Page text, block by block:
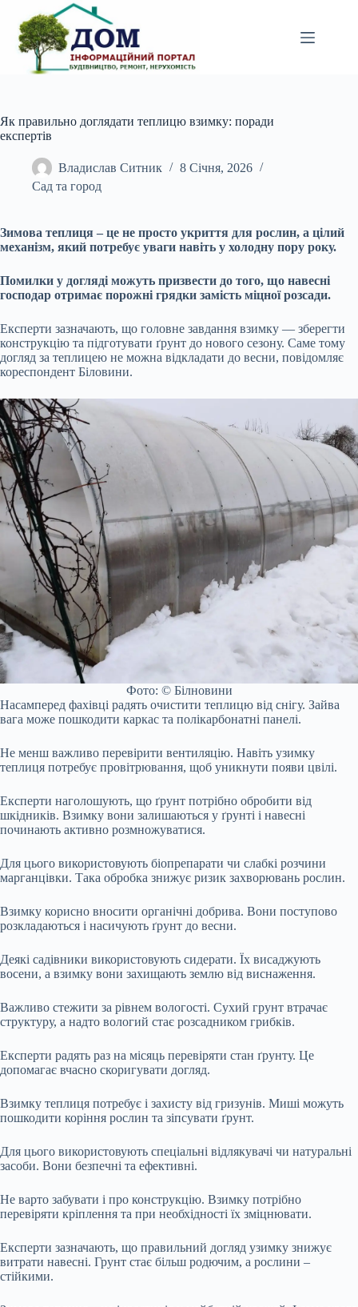
вмісту
Як правильно доглядати теплицю взимку: поради
експертів
Владислав Ситник
8 Січня, 2026
Сад та город
Зимова теплиця – це не просто укриття для рослин, а цілий
механізм, який потребує уваги навіть у холодну пору року.
Помилки у догляді можуть призвести до того, що навесні
господар отримає порожні грядки замість міцної розсади.
Експерти зазначають, що головне завдання взимку — зберегти
конструкцію та підготувати ґрунт до нового сезону. Саме тому
догляд за теплицею не можна відкладати до весни, повідомляє
кореспондент Біловини.
Фото: © Білновини
Насамперед фахівці радять очистити теплицю від снігу. Зайва
вага може пошкодити каркас та полікарбонатні панелі.
Не менш важливо перевірити вентиляцію. Навіть узимку
теплиця потребує провітрювання, щоб уникнути появи цвілі.
Експерти наголошують, що ґрунт потрібно обробити від
шкідників. Взимку вони залишаються у ґрунті і навесні
починають активно розмножуватися.
Для цього використовують біопрепарати чи слабкі розчини
марганцівки. Така обробка знижує ризик захворювань рослин.
Взимку корисно вносити органічні добрива. Вони поступово
розкладаються і насичують ґрунт до весни.
Деякі садівники використовують сидерати. Їх висаджують
восени, а взимку вони захищають землю від виснаження.
Важливо стежити за рівнем вологості. Сухий грунт втрачає
структуру, а надто вологий стає розсадником грибків.
Експерти радять раз на місяць перевіряти стан ґрунту. Це
допомагає вчасно скоригувати догляд.
Взимку теплиця потребує і захисту від гризунів. Миші можуть
пошкодити коріння рослин та зіпсувати ґрунт.
Для цього використовують спеціальні відлякувачі чи натуральні
засоби. Вони безпечні та ефективні.
Не варто забувати і про конструкцію. Взимку потрібно
перевіряти кріплення та при необхідності їх зміцнювати.
Експерти зазначають, що правильний догляд узимку знижує
витрати навесні. Грунт стає більш родючим, а рослини –
стійкими.